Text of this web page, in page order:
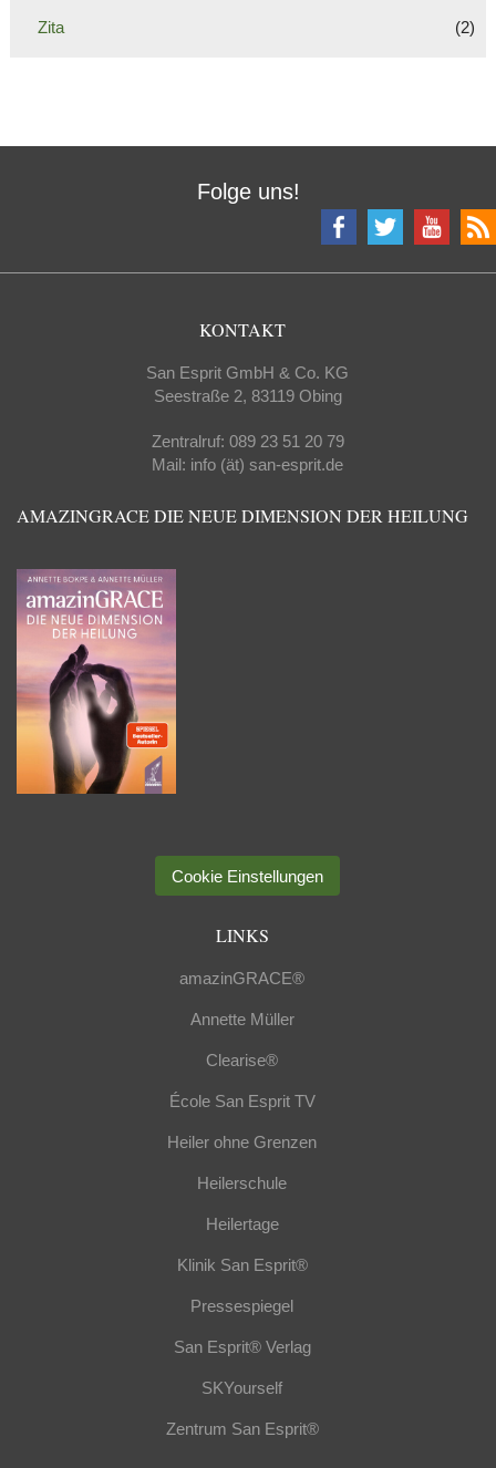
Zita (2)
Folge uns!
KONTAKT
San Esprit GmbH & Co. KG
Seestraße 2, 83119 Obing
Zentralruf: 089 23 51 20 79
Mail: info (ät) san-esprit.de
AMAZINGRACE DIE NEUE DIMENSION DER HEILUNG
Cookie Einstellungen
LINKS
amazinGRACE®
Annette Müller
Clearise®
École San Esprit TV
Heiler ohne Grenzen
Heilerschule
Heilertage
Klinik San Esprit®
Pressespiegel
San Esprit® Verlag
SKYourself
Zentrum San Esprit®